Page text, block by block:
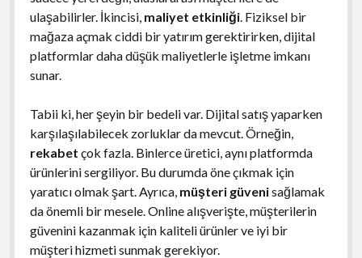
ulaşabilirler. İkincisi, maliyet etkinliği. Fiziksel bir
mağaza açmak ciddi bir yatırım gerektirirken, dijital
platformlar daha düşük maliyetlerle işletme imkanı
sunar.
Tabii ki, her şeyin bir bedeli var. Dijital satış yaparken
karşılaşılabilecek zorluklar da mevcut. Örneğin,
rekabet çok fazla. Binlerce üretici, aynı platformda
ürünlerini sergiliyor. Bu durumda öne çıkmak için
yaratıcı olmak şart. Ayrıca, müşteri güvenisağlamak
da önemli bir mesele. Online alışverişte, müşterilerin
güvenini kazanmak için kaliteli ürünler ve iyi bir
müşteri hizmeti sunmak gerekiyor.